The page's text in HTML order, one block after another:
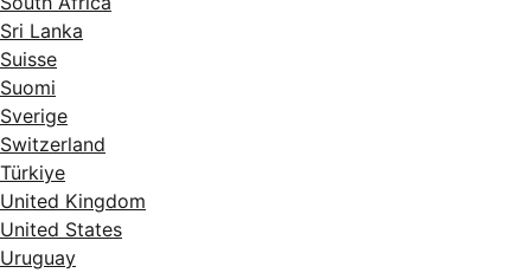
Sri Lanka
Suisse
Suomi
Sverige
Switzerland
Türkiye
United Kingdom
United States
Uruguay